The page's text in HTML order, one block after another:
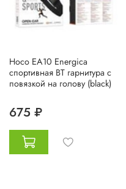
Hoco EA10 Energica
спортивная BT гарнитура с
повязкой на голову (black)
675 ₽